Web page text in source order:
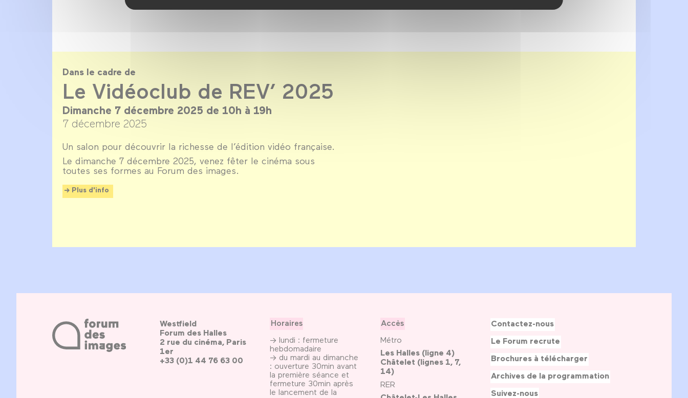
Dans le cadre de
Le Vidéoclub de REV’ 2025
Dimanche 7 décembre 2025 de 10h à 19h
7 décembre 2025
Un salon pour découvrir la richesse de l’édition vidéo française.
Le dimanche 7 décembre 2025, venez fêter le cinéma sous
toutes ses formes au Forum des images.
Plus d'info
Westfield
Forum des Halles
2 rue du cinéma, Paris
1er
+33 (0)1 44 76 63 00
Horaires
→ lundi : fermeture
hebdomadaire
→ du mardi au dimanche
: ouverture 30min avant
la première séance et
fermeture 30min après
le lancement de la
Accès
Métro
Les Halles (ligne 4)
Châtelet (lignes 1, 7,
14)
RER
Contactez-nous
Le Forum recrute
Brochures à télécharger
Archives de la programmation
Suivez-nous